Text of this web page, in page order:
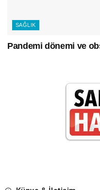
SAĞLIK
Pandemi dönemi ve